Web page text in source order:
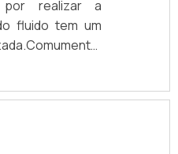
por realizar a
fluido tem um
da seguinte
na
fica a bobina do
técnicasEsse